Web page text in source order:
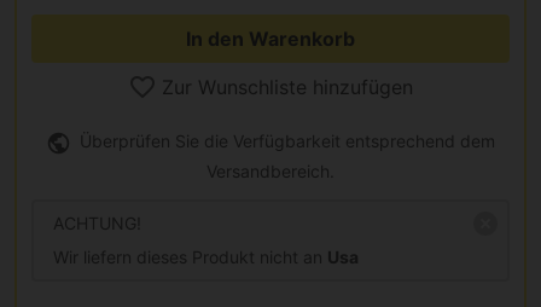
In den Warenkorb
Zur Wunschliste hinzufügen
Überprüfen Sie die Verfügbarkeit entsprechend dem
Versandbereich.
ACHTUNG!
Wir liefern dieses Produkt nicht an Usa